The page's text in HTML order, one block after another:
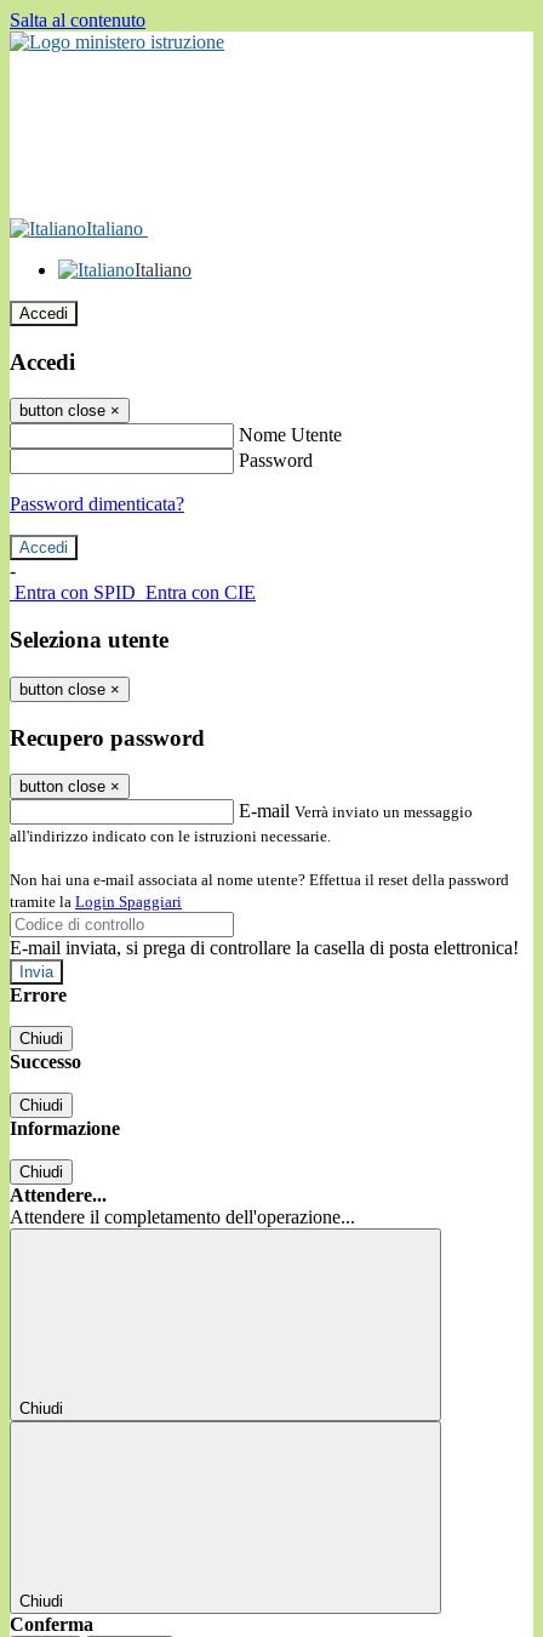
Salta al contenuto
Italiano
Italiano
Accedi
Accedi
button close ×
Nome Utente
Password
Password dimenticata?
-
Entra con SPID Entra con CIE
Seleziona utente
button close ×
Recupero password
button close ×
E-mail Verrà inviato un messaggio
all'indirizzo indicato con le istruzioni necessarie.
Non hai una e-mail associata al nome utente? Effettua il reset della password
tramite la Login Spaggiari
E-mail inviata, si prega di controllare la casella di posta elettronica!
Errore
Chiudi
Successo
Chiudi
Informazione
Chiudi
Attendere...
Attendere il completamento dell'operazione...
Chiudi
Chiudi
Conferma